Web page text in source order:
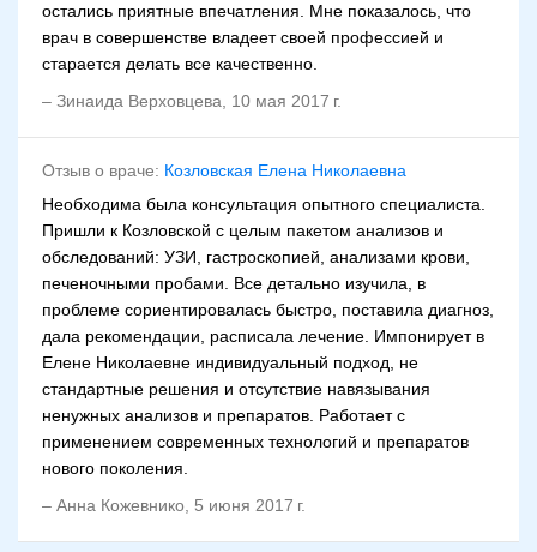
остались приятные впечатления. Мне показалось, что
врач в совершенстве владеет своей профессией и
старается делать все качественно.
– Зинаида Верховцева, 10 мая 2017 г.
Отзыв о враче: Козловская Елена Николаевна
Необходима была консультация опытного специалиста.
Пришли к Козловской с целым пакетом анализов и
обследований: УЗИ, гастроскопией, анализами крови,
печеночными пробами. Все детально изучила, в
проблеме сориентировалась быстро, поставила диагноз,
дала рекомендации, расписала лечение. Импонирует в
Елене Николаевне индивидуальный подход, не
стандартные решения и отсутствие навязывания
ненужных анализов и препаратов. Работает с
применением современных технологий и препаратов
нового поколения.
– Анна Кожевнико, 5 июня 2017 г.